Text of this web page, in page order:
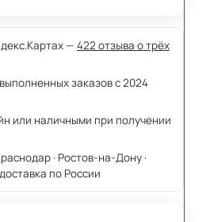
— 422 отзыва о трёх
заказов с 2024
или наличными при получении
· Ростов-на-Дону ·
по России